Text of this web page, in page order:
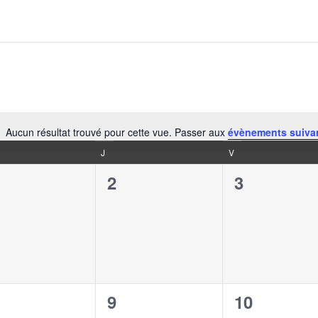
Notice
Aucun résultat trouvé pour cette vue. Passer aux évènements
J V
0
2
0
3
0
9
0
10